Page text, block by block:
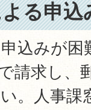
る申込
込みが困
請求し、
。人事課